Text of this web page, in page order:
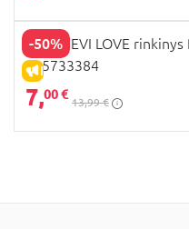
-50%
IŠPARDAVIMAS
SIMBA EVI LOVE
105733384
7,00 €
13,99 €